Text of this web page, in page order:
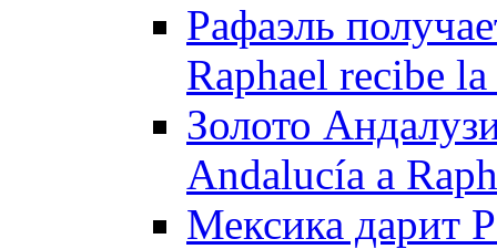
Рафаэль
Raphael recibe
Золото
Andalucía a
Мексика дарит